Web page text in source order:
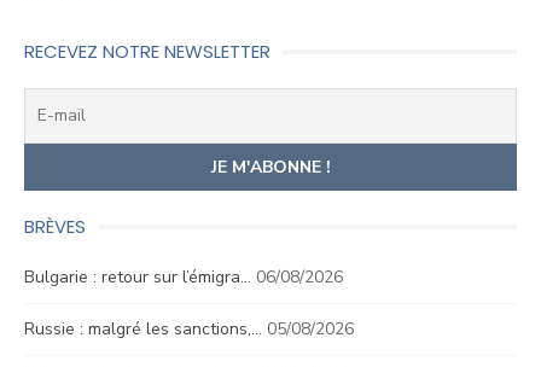
RECEVEZ NOTRE NEWSLETTER
BRÈVES
Bulgarie : retour sur l’émigra… 06/08/2026
Russie : malgré les sanctions,… 05/08/2026